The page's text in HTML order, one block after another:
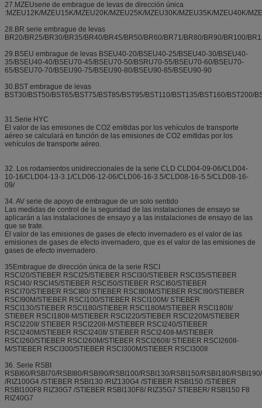
27.MZEUserie de embrague de levas de dirección única
:MZEU12K/MZEU15K/MZEU20K/MZEU25K/MZEU30K/MZEU35K/MZEU40K/
28.BR serie embrague de levas
BR20/BR25/BR30/BR35/BR40/BR45/BR50/BR60/BR71/BR80/BR90/BR100/
29.BSEU embrague de levas BSEU40-20/BSEU40-25/BSEU40-30/BSEU40-
35/BSEU40-40/BSEU70-45/BSEU70-50/BSRU70-55/BSEU70-60/BSEU70-
65/BSEU70-70/BSEU90-75/BSEU90-80/BSEU90-85/BSEU90-90
30.BST embrague de levas
BST30/BST50/BST65/BST75/BST85/BST95/BST110/BST135/BST160/
31.Serie HYC
El valor de las emisiones de CO2 emitidas por los vehículos de transporte
aéreo se calculará en función de las emisiones de CO2 emitidas por los
vehículos de transporte aéreo.
32. Los rodamientos unidireccionales de la serie CLD CLD04-09-06/CLD04-
10-16/CLD04-13-3.1/CLD06-12-06/CLD06-16-3.5/CLD08-16-5.5/CLD08-16-
09/
34. AV serie de apoyo de embrague de un solo sentido
Las medidas de control de la seguridad de las instalaciones de ensayo se
aplicarán a las instalaciones de ensayo y a las instalaciones de ensayo de las
que se trate.
El valor de las emisiones de gases de efecto invernadero es el valor de las
emisiones de gases de efecto invernadero, que es el valor de las emisiones de
gases de efecto invernadero.
35Embrague de dirección única de la serie RSCI
RSCI20/STIEBER RSCI25/STIEBER RSCI30/STIEBER RSCI35/STIEBER
RSCI40/ RSCI45/STIEBER RSCI50/STIEBER RSCI60/STIEBER
RSCI70/STIEBER RSCI80/ STIEBER RSCI80M/STIEBER RSCI90/STIEBER
RSCI90M/STIEBER RSCI100/STIEBER RSCI100M/ STIEBER
RSCI130/STIEBER RSCI180/STIEBER RSCI180M/STIEBER RSCI180II/
STIEBER RSCI180II-M/STIEBER RSCI220/STIEBER RSCI220M/STIEBER
RSCI220II/ STIEBER RSCI220II-M/STIEBER RSCI240/STIEBER
RSCI240M/STIEBER RSCI240II/ STIEBER RSCI240II-M/STIEBER
RSCI260/STIEBER RSCI260M/STIEBER RSCI260II/ STIEBER RSCI260II-
M/STIEBER RSCI300/STIEBER RSCI300M/STIEBER RSCI300II
36. Serie RSBI
RSBI60/RSBI70/RSBI80/RSBI90/RSBI100/RSBI130/RSBI150/RSBI180/
/RIZ100G4 /STIEBER RSBI130 /RIZ130G4 /STIEBER RSBI150 /STIEBER
RSBI100F8 RIZ30G7 /STIEBER RSBI130F8/ RIZ35G7 STIEBER/ RSBI150 F8
RIZ40G7